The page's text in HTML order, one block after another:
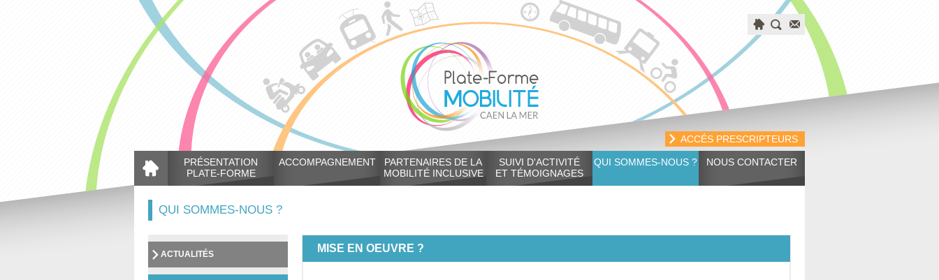
ACCÉS PRESCRIPTEURS
PRÉSENTATION
PLATE-FORME
ACCOMPAGNEMENT
PARTENAIRES DE LA
MOBILITÉ INCLUSIVE
SUIVI D'ACTIVITÉ
ET TÉMOIGNAGES
QUI SOMMES-NOUS ? NOUS CONTACTER
QUI SOMMES-NOUS ?
ACTUALITÉS MISE EN OEUVRE ?